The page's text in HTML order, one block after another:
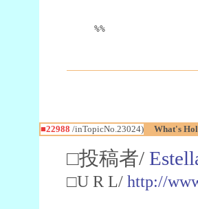
%%
■22988 /inTopicNo.23024) What's
□投稿者/
□U R L/ http://